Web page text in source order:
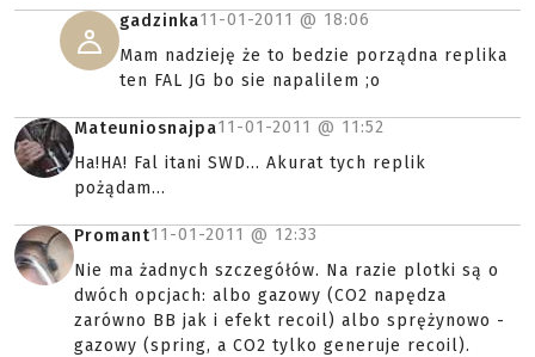
gadzinka11-01-2011 @ 18:06
Mam nadzieję że to bedzie porządna replika
ten FAL JG bo sie napalilem ;o
Mateuniosnajpa11-01-2011 @ 11:52
Ha!HA! Fal itani SWD... Akurat tych replik
pożądam...
Promant11-01-2011 @ 12:33
Nie ma żadnych szczegółów. Na razie plotki są o
dwóch opcjach: albo gazowy (CO2 napędza
zarówno BB jak i efekt recoil) albo sprężynowo -
gazowy (spring, a CO2 tylko generuje recoil).